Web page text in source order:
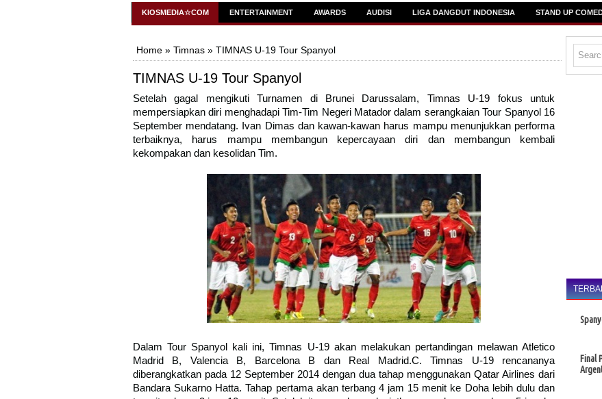
KIOSMEDIA☆COM ENTERTAINMENT AWARDS AUDISI LIGA DANGDUT INDONESIA STAND UP
Home » Timnas » TIMNAS U-19 Tour Spanyol
TIMNAS U-19 Tour Spanyol
Setelah gagal mengikuti Turnamen di Brunei Darussalam, Timnas U-19 fokus untuk
mempersiapkan diri menghadapi Tim-Tim Negeri Matador dalam serangkaian Tour Spanyol 16
September mendatang. Ivan Dimas dan kawan-kawan harus mampu menunjukkan performa
terbaiknya, harus mampu membangun kepercayaan diri dan membangun kembali
kekompakan dan kesolidan Tim.
Dalam Tour Spanyol kali ini, Timnas U-19 akan melakukan pertandingan melawan Atletico
Madrid B, Valencia B, Barcelona B dan Real Madrid.C. Timnas U-19 rencananya
diberangkatkan pada 12 September 2014 dengan dua tahap menggunakan Qatar Airlines dari
Bandara Sukarno Hatta. Tahap pertama akan terbang 4 jam 15 menit ke Doha lebih dulu dan
Final